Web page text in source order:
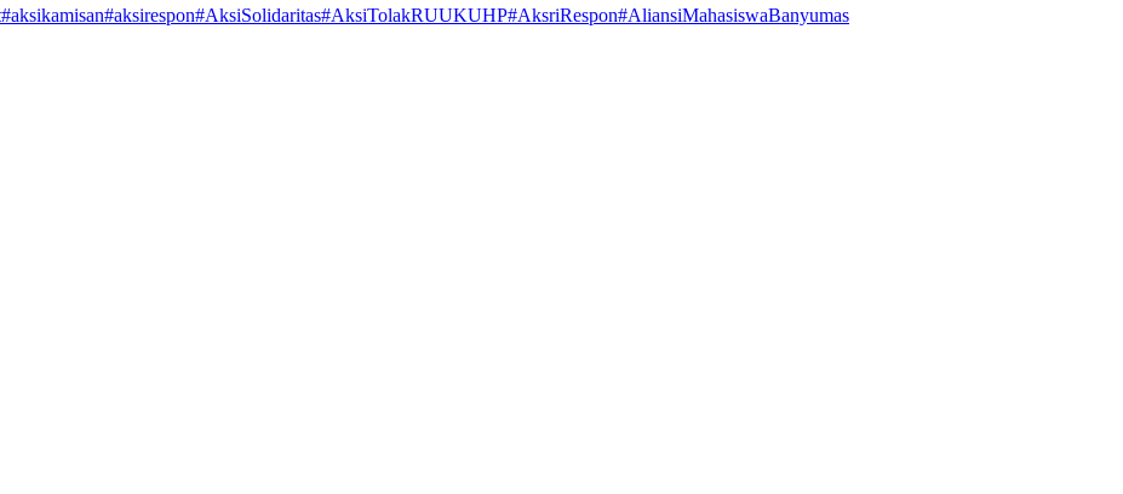
#aksikamisan#aksirespon#AksiSolidaritas#AksiTolakRUUKUHP#AksriRespon#AliansiMahasiswaBanyumas